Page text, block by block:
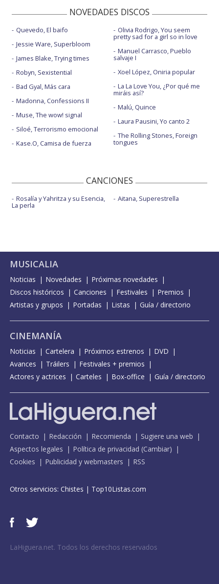
NOVEDADES DISCOS
Quevedo, El baifo
Jessie Ware, Superbloom
James Blake, Trying times
Robyn, Sexistential
Bad Gyal, Más cara
Madonna, Confessions II
Muse, The wow! signal
Siloé, Terrorismo emocional
Kase.O, Camisa de fuerza
Olivia Rodrigo, You seem
pretty sad for a girl so in love
Manuel Carrasco, Pueblo
salvaje I
Xoel López, Oniria popular
La La Love You, ¿Por qué me
miráis así?
Malú, Quince
Laura Pausini, Yo canto 2
The Rolling Stones, Foreign
tongues
CANCIONES
Rosalía y Yahritza y su Esencia,
La perla
Aitana, Superestrella
MUSICALIA
Noticias Novedades
Próximas novedades
Discos históricos
Canciones Festivales
Premios
Artistas y grupos
Portadas Listas Guía / directorio
CINEMANÍA
Noticias Cartelera Próximos estrenos
DVD
Avances
Tráilers
Festivales + premios
Actores y actrices
Carteles Box-office Guía / directorio
Contacto Redacción Recomienda
Sugiere una web
Aspectos legales
Política de privacidad (Cambiar)
Cookies
Publicidad y webmasters RSS
Otros servicios: Chistes | Top10Listas.com
LaHiguera.net. Todos los derechos reservados